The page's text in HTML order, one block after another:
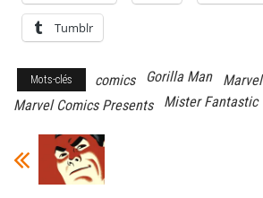
Tumblr
Mots-clés comics Gorilla Man Marvel
Marvel Comics Presents
Mister Fantastic